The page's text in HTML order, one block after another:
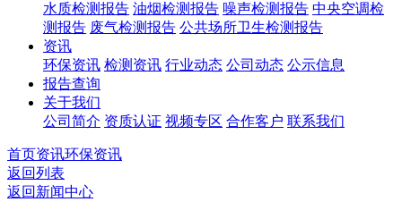
水质检测报告 油烟检测报告 噪声检测报告 中央空调检
测报告 废气检测报告 公共场所卫生检测报告
资讯
环保资讯 检测资讯 行业动态 公司动态 公示信息
报告查询
关于我们
公司简介 资质认证 视频专区 合作客户 联系我们
首页资讯环保资讯
返回列表
返回新闻中心